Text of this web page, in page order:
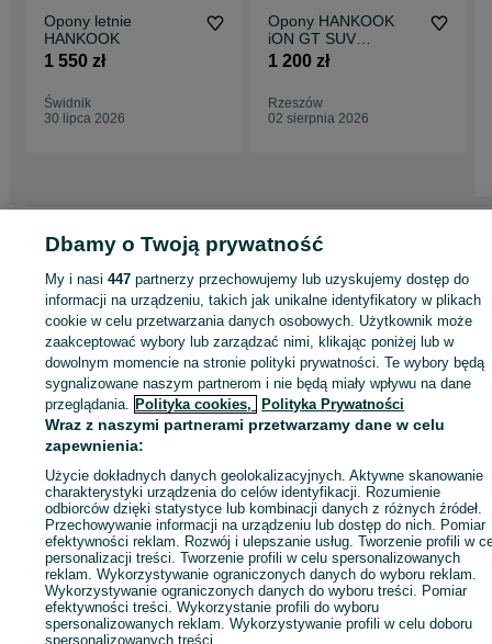
Opony letnie
HANKOOK
1 550 zł
Świdnik
30 lipca 2026
Opony HANKOOK
iON GT SUV
215/60/R17 -4szt
1 200 zł
Rzeszów
02 sierpnia 2026
Strona główna Motoryzacja Opony i Felgi Opony
- Rzepin
KATEGORIA
ID:1060638213 Wyświetlenia:
Zadzwoń / SMS Wyślij wiadomość
Dbamy o Twoją prywatność
My i nasi447 partnerzy przechowujemy lub uzyskujemy dostęp do
informacji na urządzeniu, takich jak unikalne identyfikatory w plikach
cookie w celu przetwarzania danych osobowych. Użytkownik może
zaakceptować wybory lub zarządzać nimi, klikając poniżej lub w
dowolnym momencie na stronie polityki prywatności. Te wybory będą
sygnalizowane naszym partnerom i nie będą miały wpływu na dane
przeglądania. Polityka cookies, Polityka Prywatności
Wraz z naszymi partnerami przetwarzamy dane w celu
zapewnienia:
Użycie dokładnych danych geolokalizacyjnych. Aktywne skanowanie
charakterystyki urządzenia do celów identyfikacji. Rozumienie
odbiorców dzięki statystyce lub kombinacji danych z różnych źródeł.
Przechowywanie informacji na urządzeniu lub dostęp do nich. Pomiar
efektywności reklam. Rozwój i ulepszanie usług. Tworzenie profili w
personalizacji treści. Tworzenie profili w celu spersonalizowanych
reklam. Wykorzystywanie ograniczonych danych do wyboru reklam.
Wykorzystywanie ograniczonych danych do wyboru treści. Pomiar
efektywności treści. Wykorzystanie profili do wyboru
spersonalizowanych reklam. Wykorzystywanie profili w celu doboru
spersonalizowanych treści.